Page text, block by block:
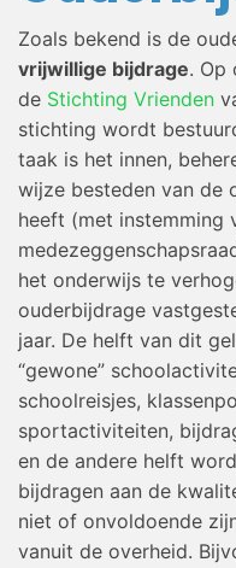
Zoals bekend is de
vrijwillige bijdrage. Op
de Stichting Vrienden
stichting wordt
taak is het innen,
wijze besteden van de
heeft (met instemming
het onderwijs te
ouderbijdrage
jaar. De helft van dit
“gewone”
schoolreisjes,
sportactiviteiten,
en de andere helft
bijdragen aan de
niet of onvoldoende
vanuit de overheid.